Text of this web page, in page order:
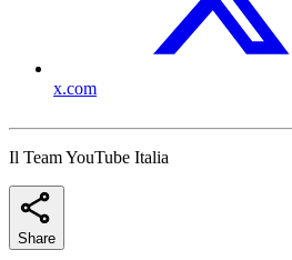
x.com
Il Team YouTube Italia
Share